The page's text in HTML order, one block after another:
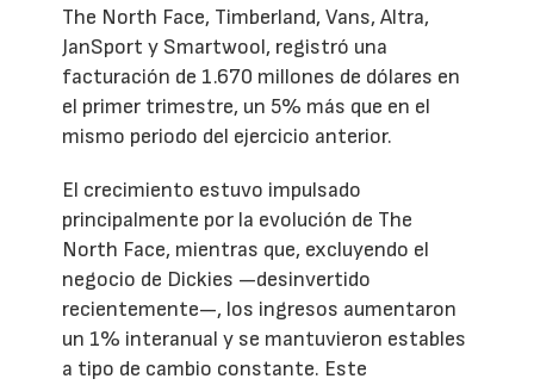
The North Face, Timberland, Vans, Altra,
JanSport y Smartwool, registró una
facturación de 1.670 millones de dólares en
el primer trimestre, un 5% más que en el
mismo periodo del ejercicio anterior.
El crecimiento estuvo impulsado
principalmente por la evolución de The
North Face, mientras que, excluyendo el
negocio de Dickies —desinvertido
recientemente—, los ingresos aumentaron
un 1% interanual y se mantuvieron estables
a tipo de cambio constante. Este